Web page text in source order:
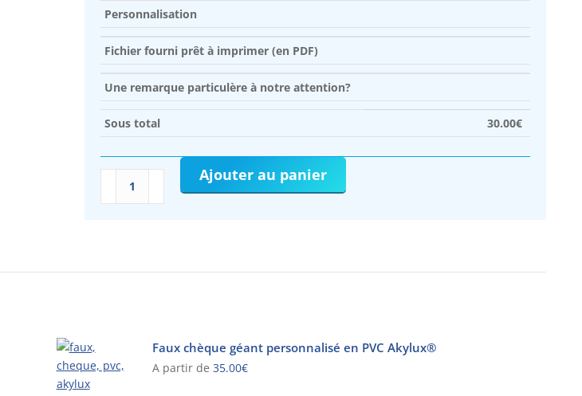
Personnalisation
Fichier fourni prêt à imprimer (en PDF)
Une remarque particulère à notre attention?
Sous total 30.00€
personnalisé
Ajouter au panier
Faux chèque géant personnalisé en PVC Akylux®
A partir de 35.00€